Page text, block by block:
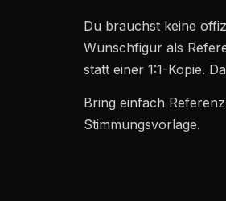
Du brauchst keine
Wunschfigur als
statt einer 1:1-Kopie.
Bring einfach
Stimmungsvorlage.